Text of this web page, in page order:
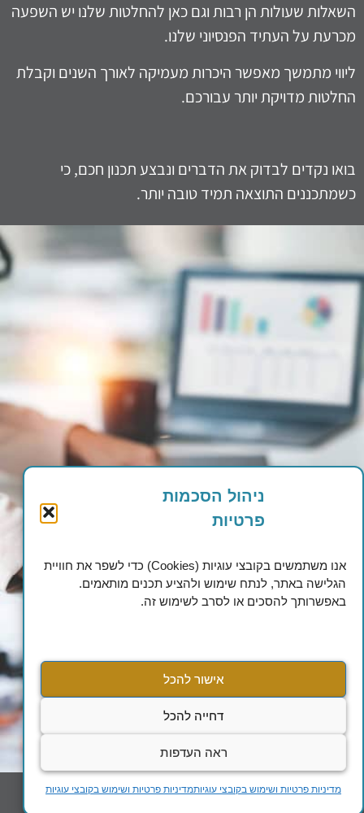
ניהול הסכמות
פרטיות
אנו משתמשים בקובצי עוגיות (Cookies) כדי לשפר את חוויית
הגלישה באתר, לנתח שימוש ולהציע תכנים מותאמים.
באפשרותך להסכים או לסרב לשימוש זה.
אישור להכל
דחייה להכל
ראה העדפות
מדיניות פרטיות ושימוש בקובצי עוגיותמדיניות פרטיות ושימוש בקובצי עוגיות
השאלות שעולות הן רבות וגם כאן להחלטות שלנו יש השפעה
מכרעת על העתיד הפנסיוני שלנו.
ליווי מתמשך מאפשר היכרות מעמיקה לאורך השנים וקבלת
החלטות מדויקת יותר עבורכם.
בואו נקדים לבדוק את הדברים ונבצע תכנון חכם, כי
כשמתכננים התוצאה תמיד טובה יותר.